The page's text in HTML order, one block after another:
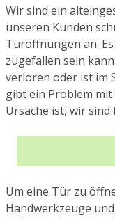
Wir sind ein
unseren Kunden
Türöffnungen an.
zugefallen sein
verloren oder ist im
gibt ein Problem mit
Ursache ist, wir
Um eine Tür zu
Handwerkzeuge